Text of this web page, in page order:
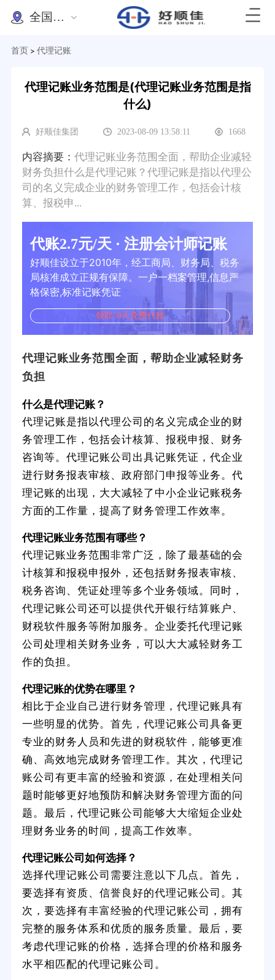
全国办理
首页 > 代理记账
代理记账业务范围是(代理记账业务范围是指
什么)
好顺佳集团 2023-08-09 13:58:11 1668
内容摘要： 代理记账业务范围全面，帮助企业减轻
财务负担什么是代理记账？代理记账是指以代理公
司的名义完成企业的财务管理工作，包括会计核
算、报税申...
代账2.7元/天 · 注册会计师记账
好顺佳设立于2010年，经工商局、财务局、税务
局核准成立正规有保障。一户一档案管理,信息严
格保密,标准记账凭证
领取30天免费代账
代理记账业务范围全面，帮助企业减轻财务
负担
什么是代理记账？
代理记账是指以代理公司的名义完成企业的财
务管理工作，包括会计核算、报税申报、财务
咨询等。代理记账公司出具记账凭证，代企业
进行财务报表审核、政府部门申报等业务。代
理记账的出现，大大减轻了中小企业记账税务
方面的工作量，提高了财务管理工作效率。
代理记账业务范围有哪些？
代理记账业务范围非常广泛，除了最基础的会
计核算和报税申报外，还包括财务报表审核、
税务咨询、凭证处理等多个业务领域。同时，
代理记账公司还可以提供代开银行结算账户、
财税软件服务等附加服务。企业委托代理记账
公司处理相关财务业务，可以大大减轻财务工
作的负担。
代理记账的优势在哪里？
相比于企业自己进行财务管理，代理记账具有
一些明显的优势。首先，代理记账公司具备更
专业的财务人员和先进的财税软件，能够更准
确、高效地完成财务管理工作。其次，代理记
账公司有更丰富的经验和资源，在处理相关问
题时能够更好地预防和解决财务管理方面的问
题。最后，代理记账公司能够大大缩短企业处
理财务业务的时间，提高工作效率。
代理记账公司如何选择？
选择代理记账公司需要注意以下几点。首先，
要选择有资质、信誉良好的代理记账公司。其
次，要选择有丰富经验的代理记账公司，拥有
完整的服务体系和优质的服务质量。最后，要
考虑代理记账的价格，选择合理的价格和服务
水平相匹配的代理记账公司。